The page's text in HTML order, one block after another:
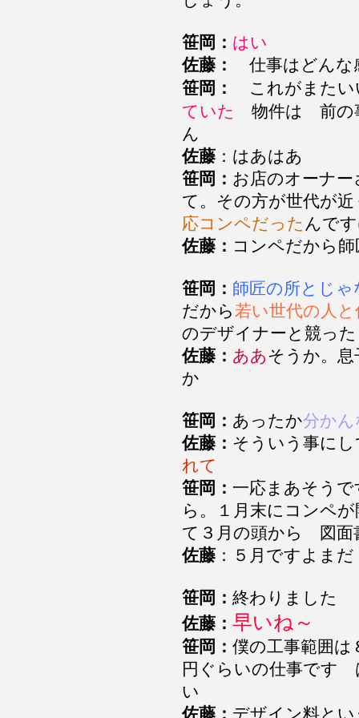
笹岡： はい
佐藤：
仕事はどんな
笹岡：
これがまた
ていた
物件は 前の
ん
佐藤 ：はあはあ
笹岡： お店のオーナー
て。その方が世代が
応コンペだった んで
佐藤： コンペだから
笹岡： 師匠の所とじ
だから若い世代の人
のデザイナーと競った
佐藤： ああそうか。
か
笹岡： あったか分か
佐藤： そういう事に
れて
笹岡： 一応まあそう
ら。１月末にコンペ
て３月の頭から 図
佐藤 ：５月ですよまだ
笹岡： 終わりました
佐藤： 早いね～
笹岡： 僕の工事範囲は
円ぐらいの仕事です
い
佐藤： デザイン料と